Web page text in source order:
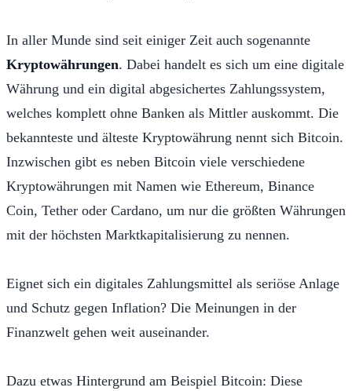
In aller Munde sind seit einiger Zeit auch sogenannte
Kryptowährungen. Dabei handelt es sich um eine digitale
Währung und ein digital abgesichertes Zahlungssystem,
welches komplett ohne Banken als Mittler auskommt. Die
bekannteste und älteste Kryptowährung nennt sich Bitcoin.
Inzwischen gibt es neben Bitcoin viele verschiedene
Kryptowährungen mit Namen wie Ethereum, Binance
Coin, Tether oder Cardano, um nur die größten Währungen
mit der höchsten Marktkapitalisierung zu nennen.
Eignet sich ein digitales Zahlungsmittel als seriöse Anlage
und Schutz gegen Inflation? Die Meinungen in der
Finanzwelt gehen weit auseinander.
Dazu etwas Hintergrund am Beispiel Bitcoin: Diese